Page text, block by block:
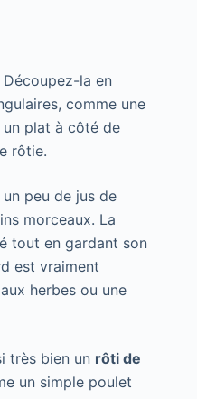
la en
comme une
plat à côté de
rôtie.
peu de jus de
morceaux. La
tout en gardant son
est vraiment
herbes ou une
très bien un rôti de
un simple poulet